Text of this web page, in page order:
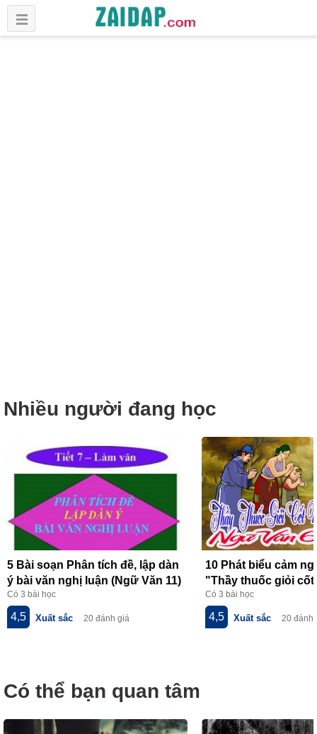
Nhiều người đang học
5 Bài soạn Phân tích đề, lập dàn
ý bài văn nghị luận (Ngữ Văn 11)
hay nhất
Có 3 bài học
4,5 Xuất sắc 20 đánh giá
10 Phát biểu cảm
"Thầy thuốc giỏi cốt
lòng" của Hồ
nhất
Có 3 bài học
4,5 Xuất sắc 20 đánh
Có thể bạn quan tâm